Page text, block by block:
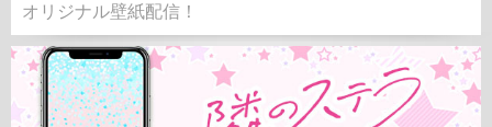
オリジナル壁紙配信！